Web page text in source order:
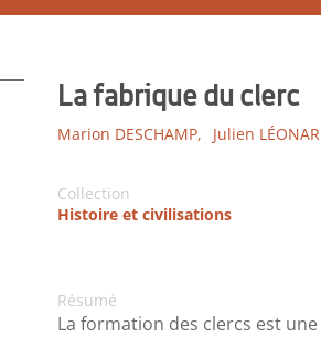
La fabrique du clerc
Marion DESCHAMP, Julien
Collection
Histoire et civilisations
Résumé
La formation des clercs est